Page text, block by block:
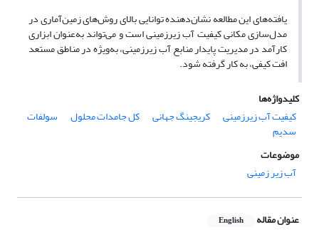
یافته‌های این مطالعه نشان‌دهنده توانایی بالای روش‌های زمین‌آماری در
مدل‌سازی مکانی کیفیت آب زیرزمینی است و می‌تواند به‌عنوان ابزاری
کارآمد در مدیریت پایدار منابع آب زیرزمینی، به‌ویژه در مناطق مستعد
افت کیفی، به کار گرفته شود.
کلیدواژه‌ها
کیفیت آب زیرزمینی
کریجینگ جهانی کل جامدات محلول سولفات
سدیم
موضوعات
آب زیر زمینی
عنوان مقاله English